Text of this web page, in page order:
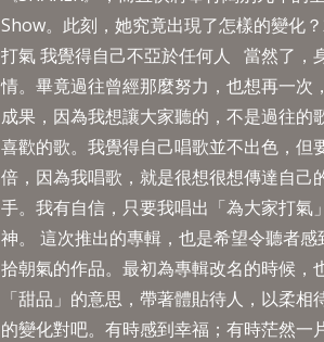
Show。此刻，她究竟出現了怎樣的變化
打氣 我覺得自己不亞於任何人 當然了，
情。畢竟過往曾經那麼努力，也想再一
成果，因為我想讓大家聽的，不是過往
喜歡的歌。我覺得自己唱歌並不出色，
倍，因為我唱歌，就是很想很想傳達自
手。我有自信，只要我唱出「為大家打
神。 這次推出的專輯，也是希望令聽者
拾朝氣的作品。最初為專輯改名的時候，
「甜品」的意思，帶著體貼待人，以柔
的變化對吧。有時感到幸福；有時茫然